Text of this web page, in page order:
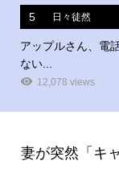
5 日々徒然
アップルさん、電
ない...
12,078 views
妻が突然「キ